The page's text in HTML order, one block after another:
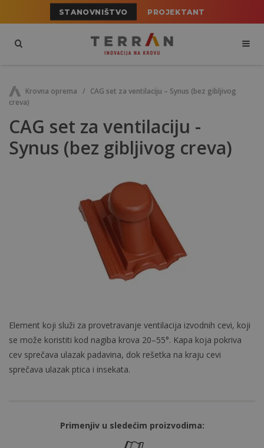
STANOVNIŠTVO PROJEKTANT
Krovna oprema
CAG set za ventilaciju – Synus (bez gibljivog
creva)
CAG set za ventilaciju -
Synus (bez gibljivog creva)
Element koji služi za provetravanje ventilacija izvodnih cevi, koji
se može koristiti kod nagiba krova 20–55°. Kapa koja pokriva
cev sprečava ulazak padavina, dok rešetka na kraju cevi
sprečava ulazak ptica i insekata.
Primenjiv u sledećim proizvodima: